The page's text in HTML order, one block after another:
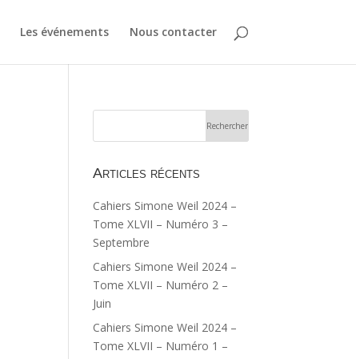
Les événements Nous contacter
Articles récents
Cahiers Simone Weil 2024 –
Tome XLVII – Numéro 3 –
Septembre
Cahiers Simone Weil 2024 –
Tome XLVII – Numéro 2 –
Juin
Cahiers Simone Weil 2024 –
Tome XLVII – Numéro 1 –